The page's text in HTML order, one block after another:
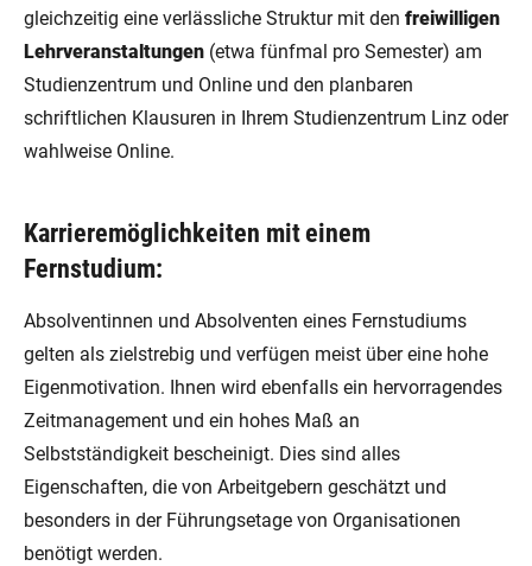
gleichzeitig eine verlässliche Struktur mit den freiwilligen
Lehrveranstaltungen (etwa fünfmal pro Semester) am
Studienzentrum und Online und den planbaren
schriftlichen Klausuren in Ihrem Studienzentrum Linz oder
wahlweise Online.
Karrieremöglichkeiten mit einem
Fernstudium:
Absolventinnen und Absolventen eines Fernstudiums
gelten als zielstrebig und verfügen meist über eine hohe
Eigenmotivation. Ihnen wird ebenfalls ein hervorragendes
Zeitmanagement und ein hohes Maß an
Selbstständigkeit bescheinigt. Dies sind alles
Eigenschaften, die von Arbeitgebern geschätzt und
besonders in der Führungsetage von Organisationen
benötigt werden.